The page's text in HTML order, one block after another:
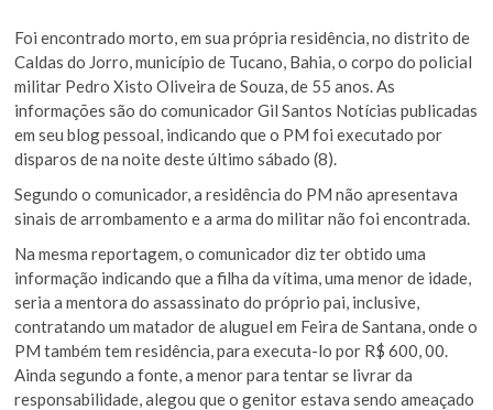
Foi encontrado morto, em sua própria residência, no distrito de
Caldas do Jorro, município de Tucano, Bahia, o corpo do policial
militar Pedro Xisto Oliveira de Souza, de 55 anos. As
informações são do comunicador Gil Santos Notícias publicadas
em seu blog pessoal, indicando que o PM foi executado por
disparos de na noite deste último sábado (8).
Segundo o comunicador, a residência do PM não apresentava
sinais de arrombamento e a arma do militar não foi encontrada.
Na mesma reportagem, o comunicador diz ter obtido uma
informação indicando que a filha da vítima, uma menor de idade,
seria a mentora do assassinato do próprio pai, inclusive,
contratando um matador de aluguel em Feira de Santana, onde o
PM também tem residência, para executa-lo por R$ 600, 00.
Ainda segundo a fonte, a menor para tentar se livrar da
responsabilidade, alegou que o genitor estava sendo ameaçado